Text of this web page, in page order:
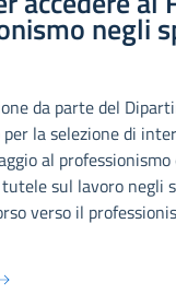
negli
da parte del
per la selezione di
al professionismo
sul lavoro negli
verso il